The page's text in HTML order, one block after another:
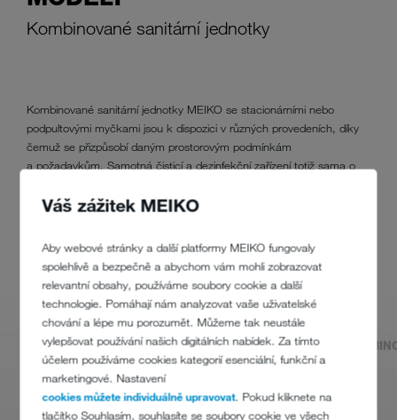
Váš zážitek MEIKO
Aby webové stránky a další platformy MEIKO fungovaly
spolehlivě a bezpečně a abychom vám mohli zobrazovat
relevantní obsahy, používáme soubory cookie a další
technologie. Pomáhají nám analyzovat vaše uživatelské
chování a lépe mu porozumět. Můžeme tak neustále
vylepšovat používání našich digitálních nabídek. Za tímto
účelem používáme cookies kategorií esenciální, funkční a
marketingové. Nastavení
cookies můžete individuálně upravovat. Pokud kliknete na
tlačítko Souhlasím, souhlasíte se soubory cookie ve všech
Kombinované sanitární jednotky
Kombinované sanitární jednotky MEIKO se stacionárními nebo
podpultovými myčkami jsou k dispozici v různých provedeních, díky
čemuž se přizpůsobí daným prostorovým podmínkám
a požadavkům. Samotná čisticí a dezinfekční zařízení totiž sama o
je zapotřebí také dostatek pracovních ploch, úložného prostoru a
KOMBINOVANÁ SANITÁRNÍ JEDNOTKA